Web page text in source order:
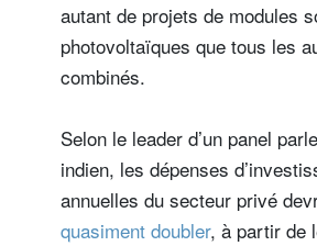
autant de projets de modules
photovoltaïques que tous les
combinés.
Selon le leader d’un panel
indien, les dépenses
annuelles du secteur privé
quasiment doubler, à partir de